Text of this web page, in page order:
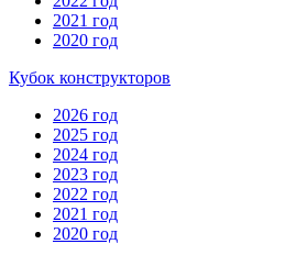
2021 год
2020 год
Кубок конструкторов
2026 год
2025 год
2024 год
2023 год
2022 год
2021 год
2020 год